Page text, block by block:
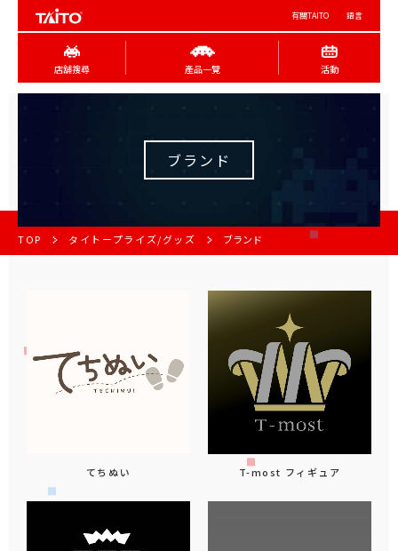
有關TAITO 語言
店舖搜尋 產品一覽 活動
ブランド
TOP タイトープライズ/グッズ ブランド
てちぬい T-most フィギュア